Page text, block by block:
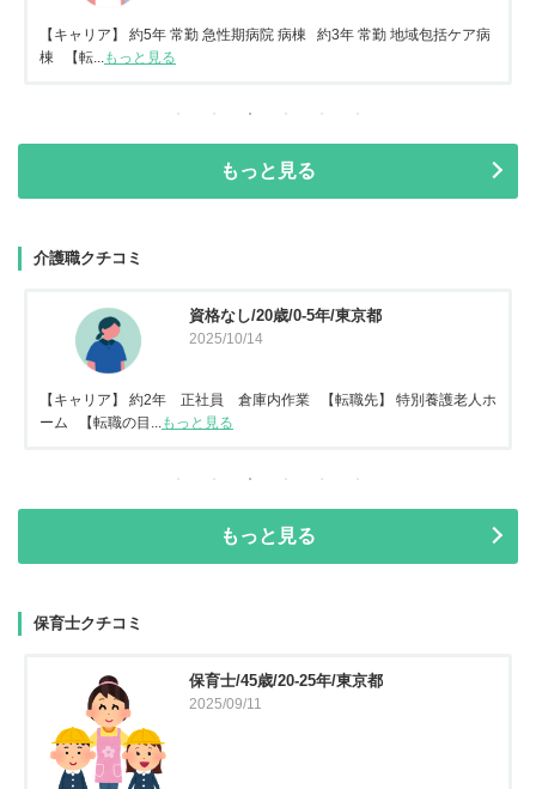
【キャリア】 約5年 常勤 急性期病院 病棟 約3年 常勤 地域包括ケア病
棟 【転...もっと見る
もっと見る
介護職クチコミ
資格なし/20歳/0-5年/東京都
2025/10/14
【キャリア】 約2年 正社員 倉庫内作業 【転職先】 特別養護老人ホ
ーム 【転職の目...
もっと見る
もっと見る
保育士クチコミ
保育士/45歳/20-25年/東京都
2025/09/11